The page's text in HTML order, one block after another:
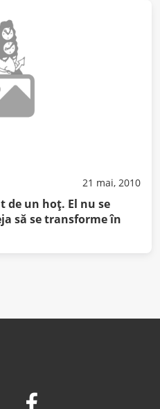
21 mai, 2010
de un hoţ. El nu se
să se transforme în